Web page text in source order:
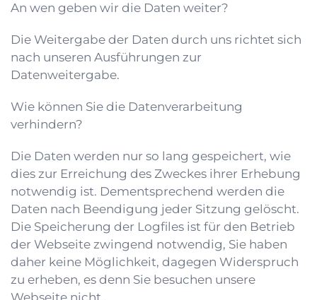
An wen geben wir die Daten weiter?
Die Weitergabe der Daten durch uns richtet sich
nach unseren Ausführungen zur
Datenweitergabe.
Wie können Sie die Datenverarbeitung
verhindern?
Die Daten werden nur so lang gespeichert, wie
dies zur Erreichung des Zweckes ihrer Erhebung
notwendig ist. Dementsprechend werden die
Daten nach Beendigung jeder Sitzung gelöscht.
Die Speicherung der Logfiles ist für den Betrieb
der Webseite zwingend notwendig, Sie haben
daher keine Möglichkeit, dagegen Widerspruch
zu erheben, es denn Sie besuchen unsere
Webseite nicht.